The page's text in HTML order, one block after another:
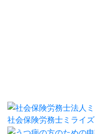
社会保険労務士ミライズ